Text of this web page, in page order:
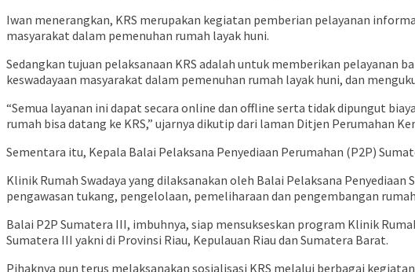
Iwan menerangkan, KRS merupakan kegiatan pemberian pelayanan
masyarakat dalam pemenuhan rumah layak huni.
Sedangkan tujuan pelaksanaan KRS adalah untuk memberikan
keswadayaan masyarakat dalam pemenuhan rumah layak huni, dan
“Semua layanan ini dapat secara online dan offline serta tidak dipungut
rumah bisa datang ke KRS,” ujarnya dikutip dari laman Ditjen Perumahan
Sementara itu, Kepala Balai Pelaksana Penyediaan Perumahan (P2P)
Klinik Rumah Swadaya yang dilaksanakan oleh Balai Pelaksana
pengawasan tukang, pengelolaan, pemeliharaan dan pengembangan
Balai P2P Sumatera III, imbuhnya, siap mensukseskan program Klinik
Sumatera III yakni di Provinsi Riau, Kepulauan Riau dan Sumatera Barat.
Pihaknya pun terus melaksanakan sosialisasi KRS melalui berbagai